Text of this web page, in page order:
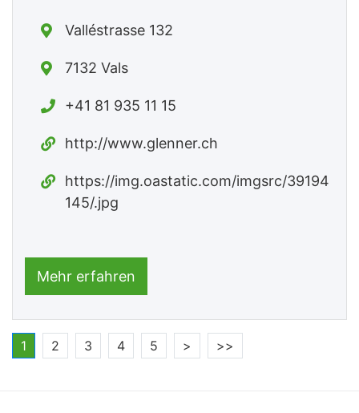
Valléstrasse 132
7132 Vals
+41 81 935 11 15
http://www.glenner.ch
https://img.oastatic.com/imgsrc/39194
145/.jpg
Mehr erfahren
1 2 3 4 5 > >>